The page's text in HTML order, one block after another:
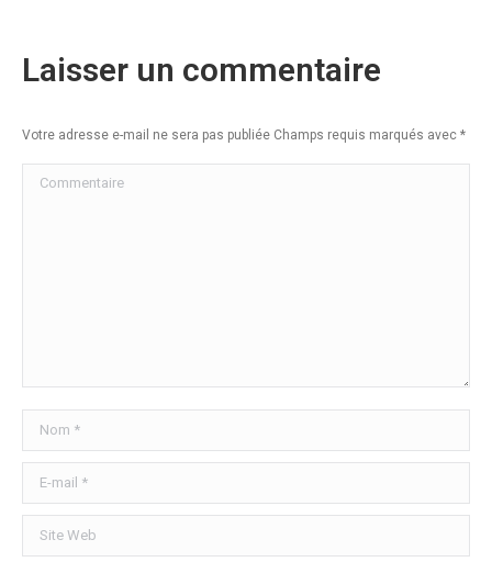
Laisser un commentaire
Votre adresse e-mail ne sera pas publiée Champs requis marqués avec *
Commentaire
Nom *
E-mail *
Site Web